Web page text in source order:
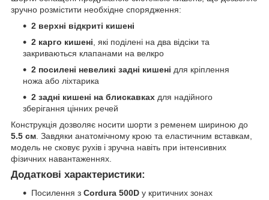
зручно розмістити необхідне спорядження:
2 верхні відкриті кишені
2 карго кишені , які поділені на два відсіки та
закриваються клапанами на велкро
2 посилені невеликі задні кишені для кріплення
ножа або ліхтарика
2 задні кишені на блискавках для надійного
зберігання цінних речей
Конструкція дозволяє носити шорти з ременем шириною до
5.5 см . Завдяки анатомічному крою та еластичним вставкам,
модель не сковує рухів і зручна навіть при інтенсивних
фізичних навантаженнях.
Додаткові характеристики:
Посилення з Cordura 500D у критичних зонах